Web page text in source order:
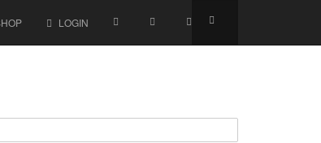
LOGIN